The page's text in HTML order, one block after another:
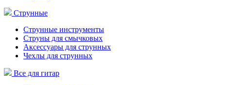
Струнные
Струнные инструменты
Струны для смычковых
Аксессуары для струнных
Чехлы для струнных
Все для гитар